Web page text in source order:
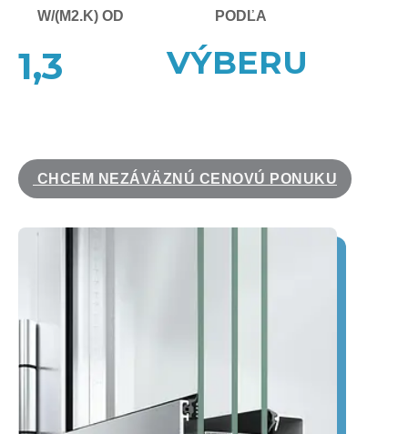
W/(M2.K) OD
1,3
PODĽA
VÝBERU
CHCEM NEZÁVÄZNÚ CENOVÚ PONUKU